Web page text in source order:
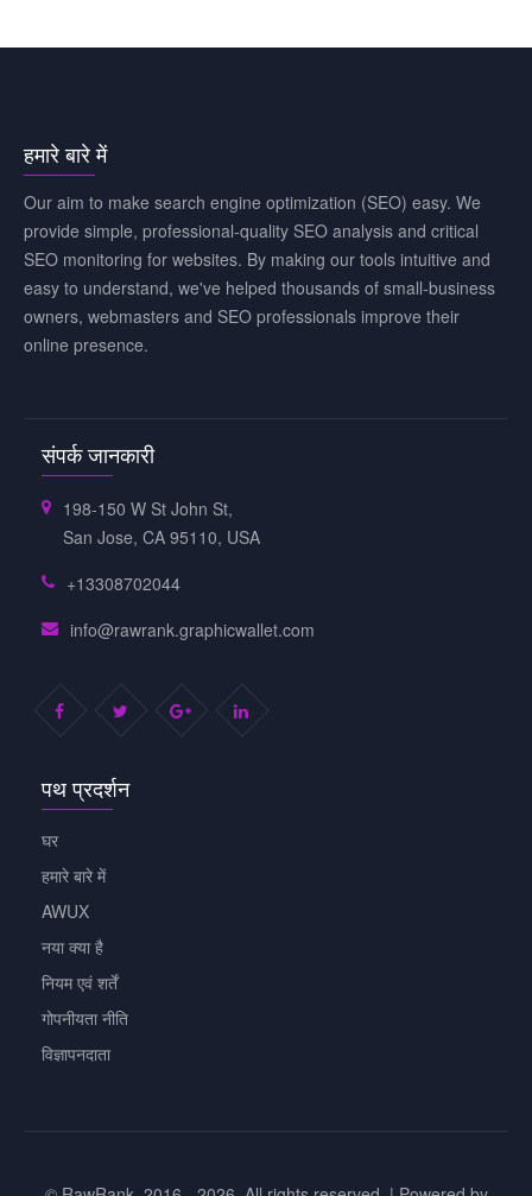
हमारे बारे में
Our aim to make search engine optimization (SEO) easy. We
provide simple, professional-quality SEO analysis and critical
SEO monitoring for websites. By making our tools intuitive and
easy to understand, we've helped thousands of small-business
owners, webmasters and SEO professionals improve their
online presence.
संपर्क जानकारी
198-150 W St John St,
San Jose, CA 95110, USA
+13308702044
info@rawrank.graphicwallet.com
पथ प्रदर्शन
घर
हमारे बारे में
AWUX
नया क्या है
नियम एवं शर्तें
गोपनीयता नीति
विज्ञापनदाता